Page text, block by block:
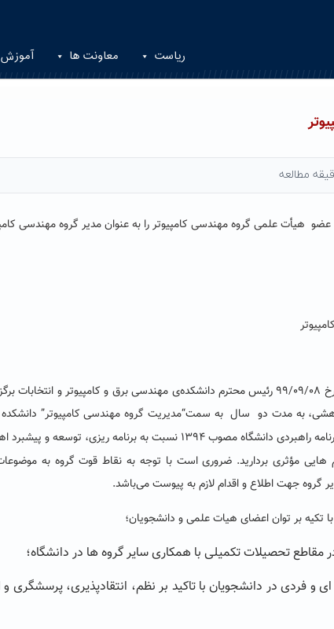
ریاست معاونت ها آموزش
هیأت علمی گروه مهندسی کامپیوتر را به عنوان مدیر گروه مهندسی
بازگشت به نامه شماره ۲۶۰۴۷ مورخ ۹۹/۰۹/۰۸ رئیس محترم دانشکده‌ی مهندسی برق و
، به مدت دو سال به سمت“مدیریت گروه مهندسی کامپیوتر”
به برنامه ریزی، توسعه و پیشبرد اهداف گروه و
هایی مؤثری بردارید. ضروری است با توجه به نقاط قوت گروه به
گروه جهت اطلاع و اقدام لازم به پیوست می‌باشد.
ای و فردی در دانشجویان با تاکید بر نظم، انتقادپذیری، پرسشگری